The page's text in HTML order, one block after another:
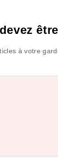
à votre